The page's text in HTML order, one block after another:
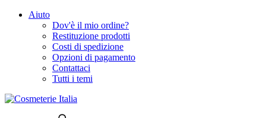
Aiuto
Dov'è il mio ordine?
Restituzione prodotti
Costi di spedizione
Opzioni di pagamento
Contattaci
Tutti i temi